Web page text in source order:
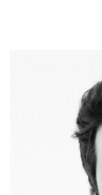
Formation :